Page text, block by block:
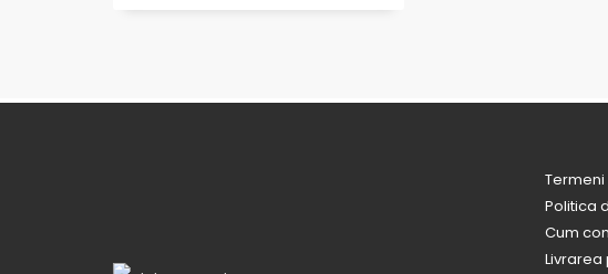
Termeni
Politica
Cum